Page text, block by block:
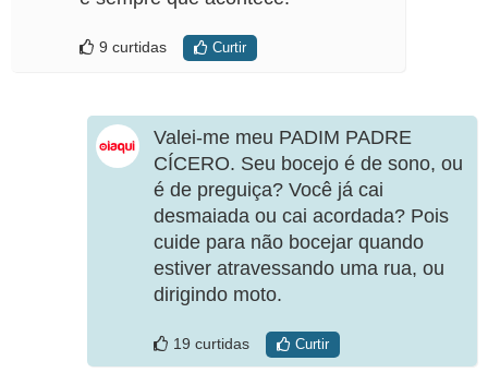
9 curtidas Curtir
Valei-me meu PADIM PADRE
CÍCERO. Seu bocejo é de sono, ou
é de preguiça? Você já cai
desmaiada ou cai acordada? Pois
cuide para não bocejar quando
estiver atravessando uma rua, ou
dirigindo moto.
19 curtidas Curtir